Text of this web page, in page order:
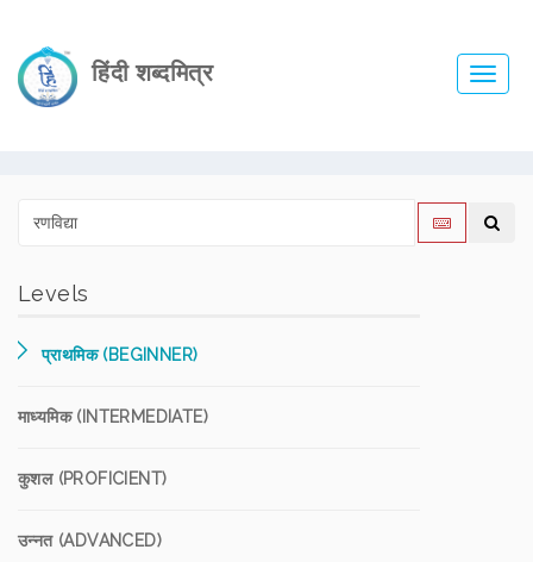
हिंदी शब्दमित्र
Levels
प्राथमिक (BEGINNER)
माध्यमिक (INTERMEDIATE)
कुशल (PROFICIENT)
उन्नत (ADVANCED)